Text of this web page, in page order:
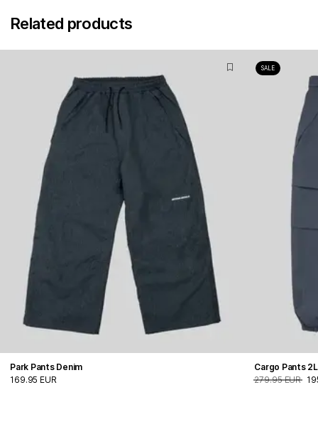
Related products
Park Pants Denim
169.95 EUR
SALE
Cargo Pants 2L
279.95 EUR